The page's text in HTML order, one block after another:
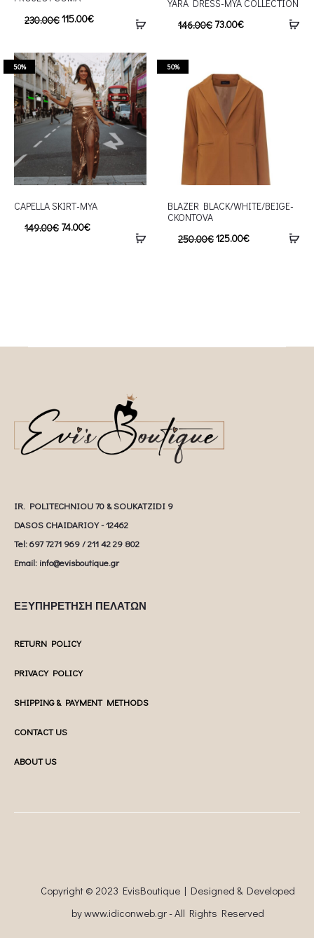
230.00€115.00€
YARA DRESS-MYA COLLECTION
146.00€ 73.00€
50%
CAPELLA SKIRT-MYA
149.00€ 74.00€
50%
BLAZER BLACK/WHITE/BEIGE-
CKONTOVA
250.00€125.00€
IR. POLITECHNIOU 70 & SOUKATZIDI 9
DASOS CHAIDARIOY - 12462
Tel: 697 7271 969 / 211 42 29 802
Email: info@evisboutique.gr
ΕΞΥΠΗΡΕΤΗΣΗ ΠΕΛΑΤΩΝ
RETURN POLICY
PRIVACY POLICY
SHIPPING & PAYMENT METHODS
CONTACT US
ABOUT US
Copyright © 2023 EvisBoutique | Designed & Developed
bywww.idiconweb.gr- All Rights Reserved